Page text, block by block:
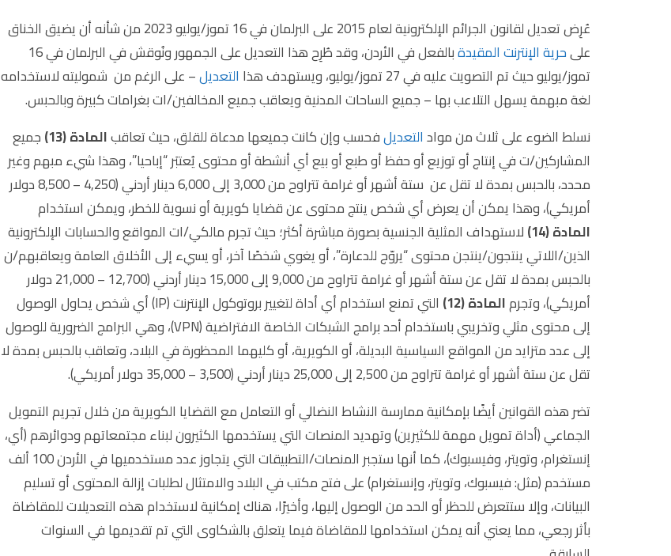
عُرِض تعديل لقانون الجرائم الإلكترونية لعام 2015 على البرلمان في 16 تموز/يوليو 2023 من شأنه أن يضيق الخناق
علىحرية الإنترنت المقيدة
بالفعل في الأردن، وقد طُرِح هذا التعديل على الجمهور ونُوقش في البرلمان في 16
تموز/يوليو حيث تم التصويت عليه في 27 تموز/يوليو، ويستهدف هذا
التعديل– على الرغم من شموليته لاستخدامه
لغة مبهمة يسهل التلاعب بها – جميع الساحات المدنية ويعاقب جميع المخالفين/ات بغرامات كبيرة وبالحبس.
نسلط الضوء على ثلاث من موادالتعديلفحسب وإن كانت جميعها مدعاة للقلق، حيث تعاقبالمادة (13)
جميع
المشاركين/ت في إنتاج أو توزيع أو حفظ أو طبع أو بيع أي أنشطة أو محتوى يُعتبَر “إباحيا”، وهذا شيء مبهم وغير
محدد، بالحبس بمدة لا تقل عن ستة أشهر أو غرامة تتراوح من 3,000 إلى 6,000 دينار أردني (4,250 – 8,500 دولار
أمريكي)، وهذا يمكن أن يعرض أي شخص ينتج محتوى عن قضايا كويرية أو نسوية للخطر، ويمكن استخدام
المادة (14)
لاستهداف المثلية الجنسية بصورة مباشرة أكثر؛ حيث تجرم مالكي/ات المواقع والحسابات الإلكترونية
الذين/اللاتي ينتجون/ينتجن محتوى “يروّج للدعارة”، أو يغوي شخصًا آخر، أو يسيء إلى الأخلاق العامة ويعاقبهم/ن
بالحبس بمدة لا تقل عن ستة أشهر أو غرامة تتراوح من 9,000 إلى 15,000 دينار أردني (12,700 – 21,000 دولار
أمريكي)، وتجرمالمادة (12)
التي تمنع استخدام أي أداة لتغيير بروتوكول الإنترنت (IP) أي شخص يحاول الوصول
إلى محتوى مثلي وتخريبي باستخدام أحد برامج الشبكات الخاصة الافتراضية (VPN)، وهي البرامج الضرورية للوصول
إلى عدد متزايد من المواقع السياسية البديلة، أو الكويرية، أو كليهما المحظورة في البلاد، وتعاقب بالحبس بمدة لا
تقل عن ستة أشهر أو غرامة تتراوح من 2,500 إلى 25,000 دينار أردني (3,500 – 35,000 دولار أمريكي).
تضر هذه القوانين أيضًا بإمكانية ممارسة النشاط النضالي أو التعامل مع القضايا الكويرية من خلال تجريم التمويل
الجماعي (أداة تمويل مهمة للكثيرين) وتهديد المنصات التي يستخدمها الكثيرون لبناء مجتمعاتهم ودوائرهم (أي،
إنستغرام، وتويتر، وفيسبوك)، كما أنها ستجبر المنصات/التطبيقات التي يتجاوز عدد مستخدميها في الأردن 100 ألف
مستخدم (مثل: فيسبوك، وتويتر، وإنستغرام) على فتح مكتب في البلاد والامتثال لطلبات إزالة المحتوى أو تسليم
البيانات، وإلا ستتعرض للحظر أو الحد من الوصول إليها، وأخيرًا، هناك إمكانية لاستخدام هذه التعديلات للمقاضاة
بأثر رجعي، مما يعني أنه يمكن استخدامها للمقاضاة فيما يتعلق بالشكاوى التي تم تقديمها في السنوات